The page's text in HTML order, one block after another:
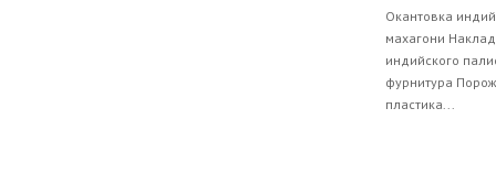
Окантовка
махагони
индийского
фурнитура
пластика...